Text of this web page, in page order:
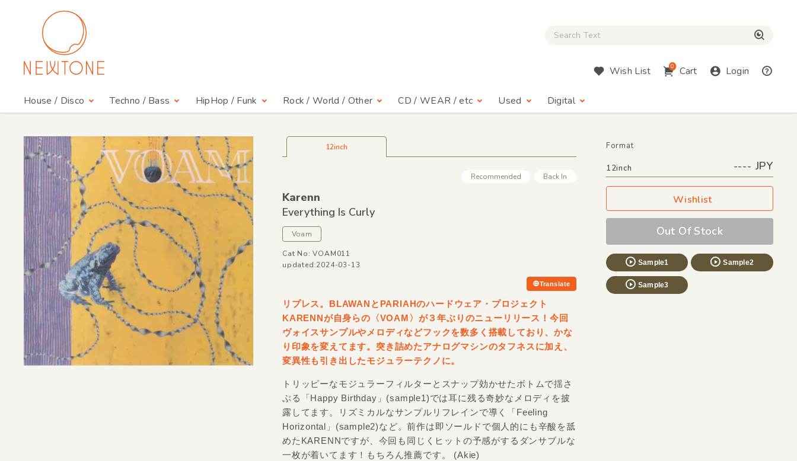
Close Search box
Wish List 0 Cart Login
House / Disco Techno / Bass HipHop / Funk Rock / World / Other CD / WEAR / etc Used Digital
12inch
Recommended Back In
Karenn
Everything Is Curly
Voam
Cat No: VOAM011
updated:2024-03-13
Translate
Format
12inch ---- JPY
Wishlist
Out Of Stock
Sample1 Sample2
Sample3
リプレス。BLAWANとPARIAHのハードウェア・プロジェクト
KARENNが自身らの〈VOAM〉が３年ぶりのニューリリース！今回
ヴォイスサンプルやメロディなどフックを数多く搭載しており、かな
り印象を変えてます。突き詰めたアナログマシンのタフネスに加え、
変異性も引き出したモジュラーテクノに。
トリッピーなモジュラーフィルターとスナップ効かせたボトムで揺さ
ぶる「Happy Birthday」(sample1)では耳に残る奇妙なメロディを披
露してます。リズミカルなサンプルリフレインで導く「Feeling
Horizontal」(sample2)など。前作は即ソールドで個人的にも辛酸を舐
めたKARENNですが、今回も同じくヒットの予感がするダンサブルな
一枚が着いてます！もちろん推薦です。 (Akie)